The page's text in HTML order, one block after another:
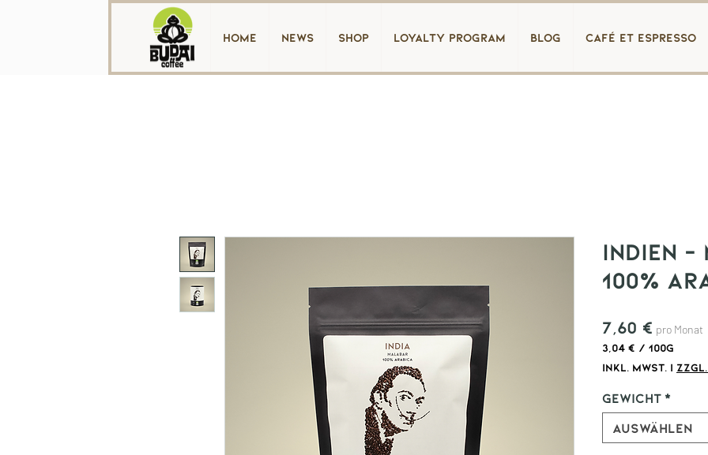
home News shop loyalty program blog Café et Espresso
Indien
100%
7,60 € Preis
pro Monat
3,04 € / 100g
3,04 €
pro
Gramm
inkl. MwSt. |
Gewicht *
Auswählen